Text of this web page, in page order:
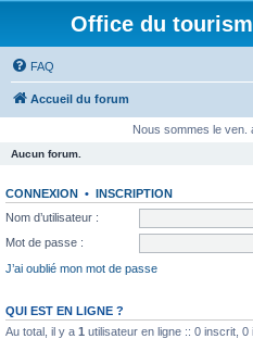
Office du
FAQ
Accueil du forum
Nous sommes le ven.
Aucun forum.
CONNEXION • INSCRIPTION
Nom d’utilisateur :
Mot de passe :
J’ai oublié mon mot de passe
QUI EST EN LIGNE ?
Au total, il y a 1 utilisateur en ligne :: 0 inscrit,